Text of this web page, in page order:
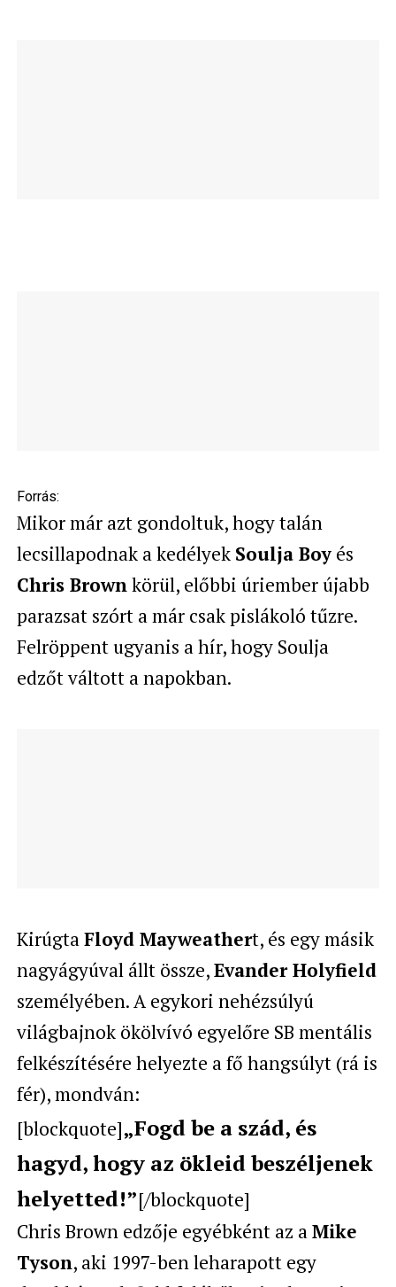
Forrás:
Mikor már azt gondoltuk, hogy talán
lecsillapodnak a kedélyek Soulja Boyés
Chris Brownkörül, előbbi úriember újabb
parazsat szórt a már csak pislákoló tűzre.
Felröppent ugyanis a hír, hogy Soulja
edzőt váltott a napokban.
KirúgtaFloyd Mayweathert, és egy másik
nagyágyúval állt össze,Evander Holyfield
személyében. A egykori nehézsúlyú
világbajnok ökölvívó egyelőre SB mentális
felkészítésére helyezte a fő hangsúlyt (rá is
fér), mondván:
[blockquote]„Fogd be a szád, és
hagyd, hogy az ökleid beszéljenek
helyetted!”[/blockquote]
Chris Brown edzője egyébként az aMike
Tyson, aki 1997-ben leharapott egy